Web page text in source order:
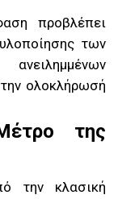
προβλέπει
των
ολοκλήρωσή
της
την κλασική